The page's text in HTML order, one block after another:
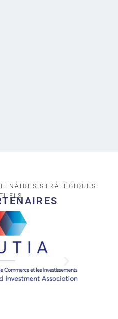
STRATÉGIQUES